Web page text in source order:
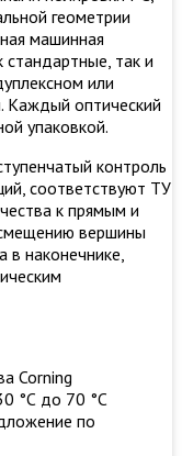
геометрии
машинная
стандартные, так и
или
Каждый оптический
упаковкой.
контроль
соответствуют ТУ
к прямым и
вершины
в наконечнике,
Corning
°С до 70 °С
по